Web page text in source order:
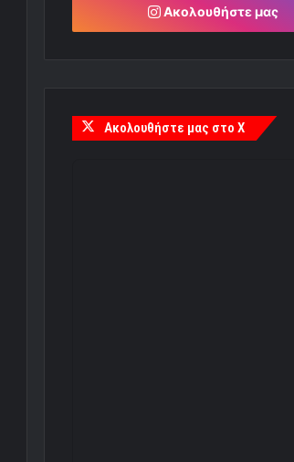
Ακολουθήστε μας
Ακολουθήστε μας στο X